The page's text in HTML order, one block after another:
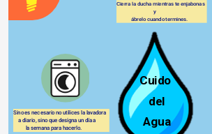
Cierra la ducha mientras te enjabonas
                              y
            ábrelo cuando termines.
   Cuido
      del
    Agua
Sino es necesario no utilices la lavadora
    a diario, sino que designa un día a
          la semana para hacerlo.